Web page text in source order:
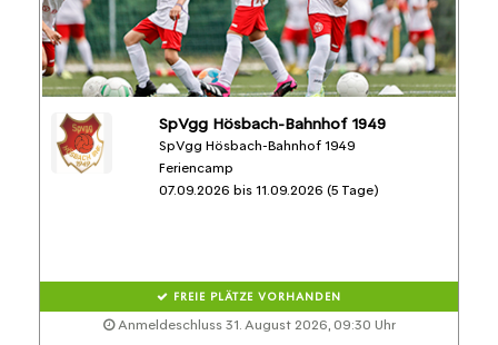
SpVgg Hösbach-Bahnhof 1949
SpVgg Hösbach-Bahnhof 1949
Feriencamp
07.09.2026 bis 11.09.2026 (5 Tage)
FREIE PLÄTZE VORHANDEN
Anmeldeschluss 31. August 2026, 09:30 Uhr